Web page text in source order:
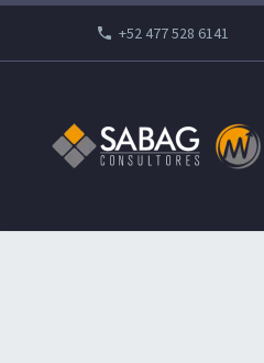
+52 477 528 6141